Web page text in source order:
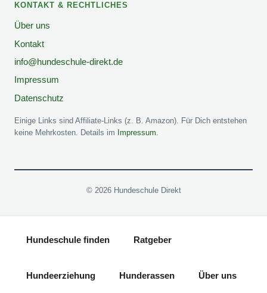
KONTAKT & RECHTLICHES
Über uns
Kontakt
info@hundeschule-direkt.de
Impressum
Datenschutz
Einige Links sind Affiliate-Links (z. B. Amazon). Für Dich entstehen
keine Mehrkosten. Details im Impressum
© 2026 Hundeschule Direkt
Hundeschule finden Ratgeber
Hundeerziehung Hunderassen Über uns